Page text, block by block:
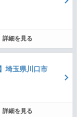
詳細を見る
埼玉県川口市
詳細を見る